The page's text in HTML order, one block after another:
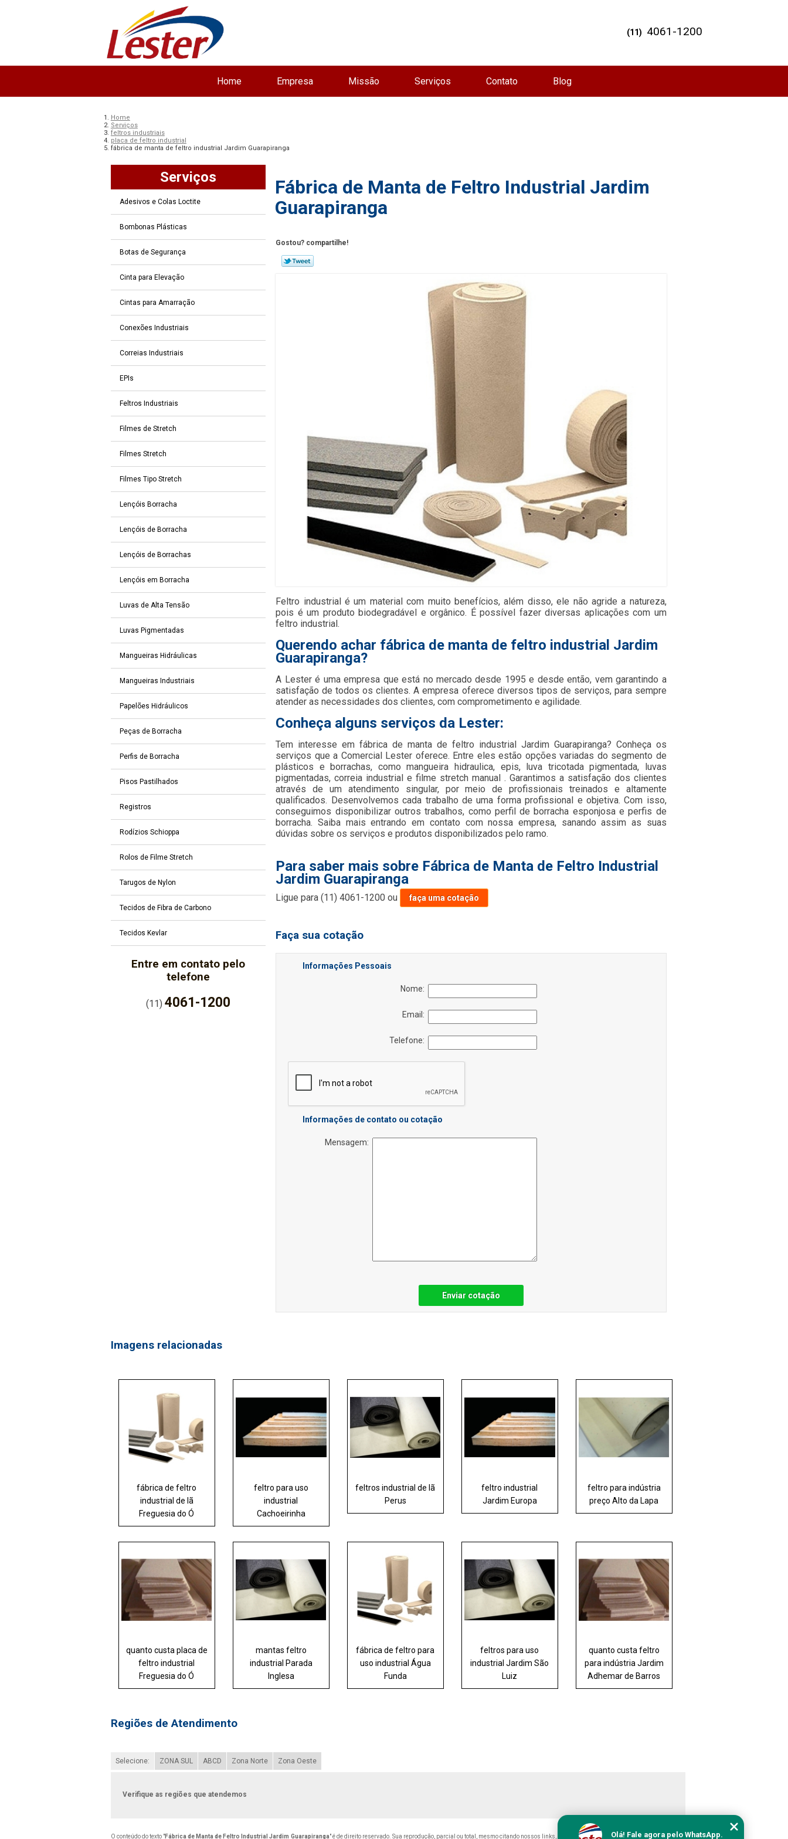
Home Empresa Missão Serviços Contato Blog
(11) 4061-1200
Home
Serviços
feltros industriais
placa de feltro industrial
fábrica de manta de feltro industrial Jardim Guarapiranga
Serviços
Adesivos e Colas Loctite
Bombonas Plásticas
Botas de Segurança
Cinta para Elevação
Cintas para Amarração
Conexões Industriais
Correias Industriais
EPIs
Feltros Industriais
Filmes de Stretch
Filmes Stretch
Filmes Tipo Stretch
Lençóis Borracha
Lençóis de Borracha
Lençóis de Borrachas
Lençóis em Borracha
Luvas de Alta Tensão
Luvas Pigmentadas
Mangueiras Hidráulicas
Mangueiras Industriais
Papelões Hidráulicos
Peças de Borracha
Perfis de Borracha
Pisos Pastilhados
Registros
Rodízios Schioppa
Rolos de Filme Stretch
Tarugos de Nylon
Tecidos de Fibra de Carbono
Tecidos Kevlar
Entre em contato pelo
telefone
(11)4061-1200
Fábrica de Manta de Feltro Industrial Jardim
Guarapiranga
Gostou? compartilhe!
Feltro industrial é um material com muito benefícios, além disso, ele não agride a natureza,
pois é um produto biodegradável e orgânico. É possível fazer diversas aplicações com um
feltro industrial.
Querendo achar fábrica de manta de feltro industrial Jardim
Guarapiranga?
A Lester é uma empresa que está no mercado desde 1995 e desde então, vem garantindo a
satisfação de todos os clientes. A empresa oferece diversos tipos de serviços, para sempre
atender as necessidades dos clientes, com comprometimento e agilidade.
Conheça alguns serviços da Lester:
Tem interesse em fábrica de manta de feltro industrial Jardim Guarapiranga? Conheça os
serviços que a Comercial Lester oferece. Entre eles estão opções variadas do segmento de
plásticos e borrachas, como mangueira hidraulica, epis, luva tricotada pigmentada, luvas
pigmentadas, correia industrial e filme stretch manual . Garantimos a satisfação dos clientes
através de um atendimento singular, por meio de profissionais treinados e altamente
qualificados. Desenvolvemos cada trabalho de uma forma profissional e objetiva. Com isso,
conseguimos disponibilizar outros trabalhos, como perfil de borracha esponjosa e perfis de
borracha. Saiba mais entrando em contato com nossa empresa, sanando assim as suas
dúvidas sobre os serviços e produtos disponibilizados pelo ramo.
Para saber mais sobre Fábrica de Manta de Feltro Industrial
Jardim Guarapiranga
Ligue para(11) 4061-1200 ou faça uma cotação
Faça sua cotação
Informações Pessoais
Nome:
Email:
Telefone:
Informações de contato ou cotação
Mensagem:
Enviar cotação
Imagens relacionadas
fábrica de feltro
industrial de lã
Freguesia do Ó
feltro para uso
industrial
Cachoeirinha
feltros industrial de lã
Perus
feltro industrial
Jardim Europa
feltro para indústria
preço Alto da Lapa
quanto custa placa de
feltro industrial
Freguesia do Ó
mantas feltro
industrial Parada
Inglesa
fábrica de feltro para
uso industrial Água
Funda
feltros para uso
industrial Jardim São
Luiz
quanto custa feltro
para indústria Jardim
Adhemar de Barros
Regiões de Atendimento
Selecione: ZONA SUL ABCD Zona Norte Zona Oeste
Verifique as regiões que atendemos
O conteúdo do texto "Fábrica de Manta de Feltro Industrial Jardim Guarapiranga" é de direito reservado. Sua reprodução, parcial ou total, mesmo citando nossos links, é proibida sem a autorização do autor. Crime de
Olá! Fale agora pelo WhatsApp.